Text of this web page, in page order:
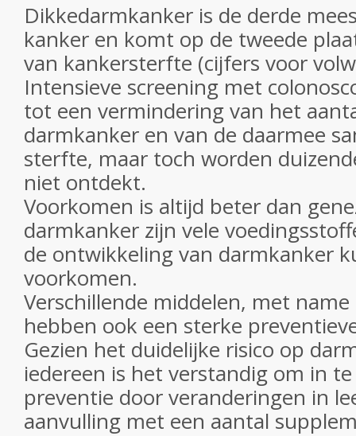
Dikkedarmkanker is de derde
kanker en komt op de tweede
van kankersterfte (cijfers voor
Intensieve screening met
tot een vermindering van het
darmkanker en van de daarmee
sterfte, maar toch worden
niet ontdekt.
Voorkomen is altijd beter dan
darmkanker zijn vele
de ontwikkeling van darmkanker
voorkomen.
Verschillende middelen, met
hebben ook een sterke
Gezien het duidelijke risico op
iedereen is het verstandig om in
preventie door veranderingen in
aanvulling met een aantal